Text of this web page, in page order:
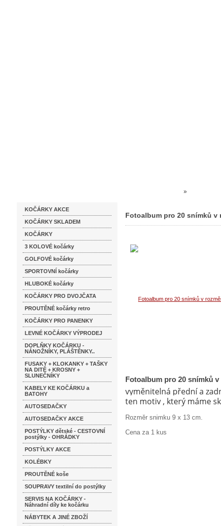
KOČÁRKY AKCE
KOČÁRKY SKLADEM
KOČÁRKY
3 KOLOVÉ kočárky
GOLFOVÉ kočárky
SPORTOVNÍ kočárky
HLUBOKÉ kočárky
KOČÁRKY PRO DVOJČATA
PROUTĚNÉ kočárky retro
KOČÁRKY PRO PANENKY
LEVNÉ KOČÁRKY VÝPRODEJ
DOPLŇKY KOČÁRKU -
NÁNOŽNÍKY, PLÁŠTĚNKY..
FUSAKY + KLOKANKY + TAŠKY
NA DITĚ + KROSNY +
SLUNEČNÍKY
KABELY KE KOČÁRKU a
BATOHY
AUTOSEDAČKY
AUTOSEDAČKY AKCE
POSTÝLKY dětské - CESTOVNÍ
postýlky - OHRÁDKY
POSTÝLKY AKCE
KOLÉBKY
PROUTĚNÉ koše
SOUPRAVY textilní do postýlky
SERVIS NA KOČÁRKY -
Náhradní díly ke kočárku
NÁBYTEK A JINÉ ZBOŽÍ
»
snímků v rozměru 9x13
Fotoalbum pro 20 snímků v
Fotoalbum pro 20 snímků
vyměnitelná přední a
ten motiv , který máme
Rozměr snimku 9 x 13 cm.
Cena za 1 kus